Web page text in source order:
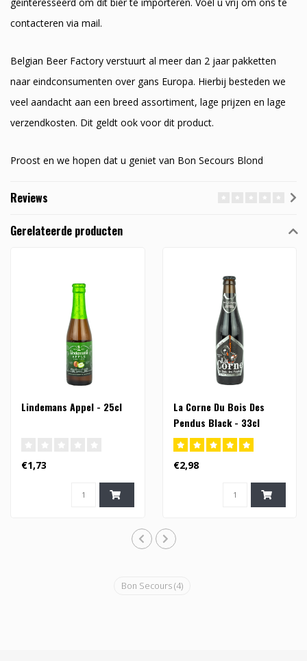
contacteren via mail.
Belgian Beer Factory verstuurt al meer dan 2 jaar pakketten
naar eindconsumenten over gans Europa. Hierbij besteden we
veel aandacht aan een breed assortiment, lage prijzen en lage
verzendkosten. Dit geldt ook voor dit product.
Proost en we hopen dat u geniet van Bon Secours Blond
Reviews
Gerelateerde producten
Lindemans Appel - 25cl
€1,73
La Corne Du Bois Des
Pendus Black - 33cl
€2,98
Bon Secours(4)